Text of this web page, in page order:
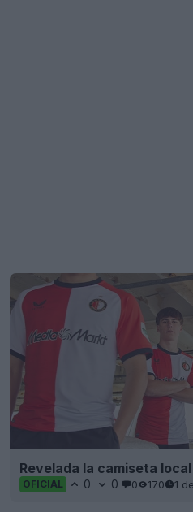
Revelada la camiseta
OFICIAL 0 0 0 170 1